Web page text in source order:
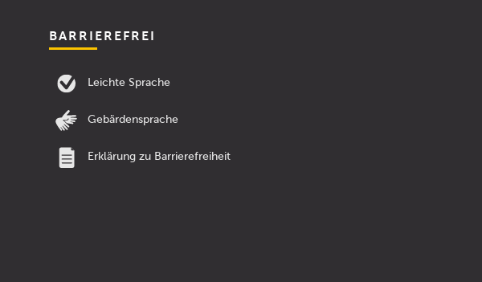
BARRIEREFREI
Leichte Sprache
Gebärdensprache
Erklärung zu Barrierefreiheit